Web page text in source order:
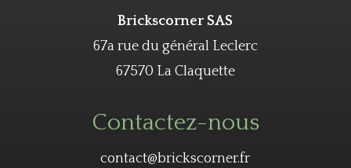
Brickscorner SAS
67a rue du général Leclerc
67570 La Claquette
Contactez-nous
contact@brickscorner.fr